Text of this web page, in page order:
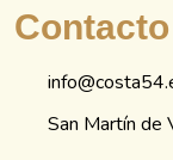
Contacto
San Martín de